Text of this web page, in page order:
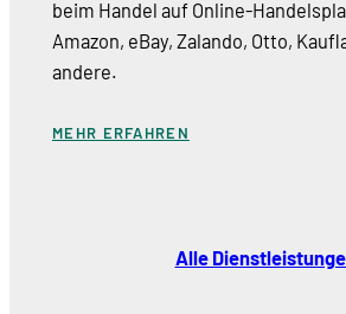
beim Handel auf Online-
Amazon, eBay, Zalando, Otto,
andere.
MEHR ERFAHREN
Alle